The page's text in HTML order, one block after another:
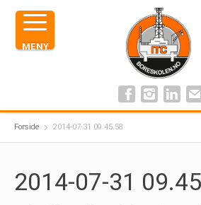
Forside 2014-07-31 09.45.58
2014-07-31
MENY